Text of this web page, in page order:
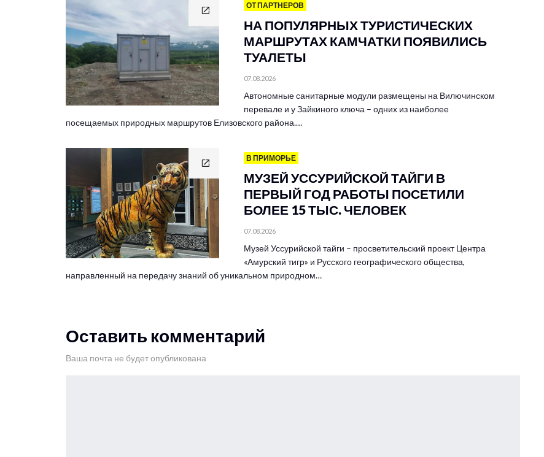
ОТ ПАРТНЕРОВ
НА ПОПУЛЯРНЫХ ТУРИСТИЧЕСКИХ
МАРШРУТАХ КАМЧАТКИ ПОЯВИЛИСЬ
ТУАЛЕТЫ
07.08.2026
Автономные санитарные модули размещены на Вилючинском
перевале и у Зайкиного ключа – одних из наиболее
посещаемых природных маршрутов Елизовского района.…
В ПРИМОРЬЕ
МУЗЕЙ УССУРИЙСКОЙ ТАЙГИ В
ПЕРВЫЙ ГОД РАБОТЫ ПОСЕТИЛИ
БОЛЕЕ 15 ТЫС. ЧЕЛОВЕК
07.08.2026
Музей Уссурийской тайги – просветительский проект Центра
«Амурский тигр» и Русского географического общества,
направленный на передачу знаний об уникальном природном…
Оставить комментарий
Ваша почта не будет опубликована